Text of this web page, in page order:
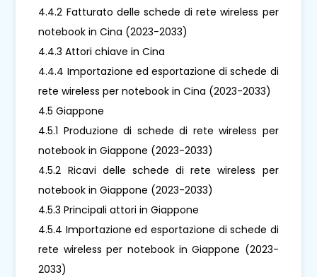
4.4.2 Fatturato delle schede di rete wireless per
notebook in Cina (2023-2033)
4.4.3 Attori chiave in Cina
4.4.4 Importazione ed esportazione di schede di
rete wireless per notebook in Cina (2023-2033)
4.5 Giappone
4.5.1 Produzione di schede di rete wireless per
notebook in Giappone (2023-2033)
4.5.2 Ricavi delle schede di rete wireless per
notebook in Giappone (2023-2033)
4.5.3 Principali attori in Giappone
4.5.4 Importazione ed esportazione di schede di
rete wireless per notebook in Giappone (2023-
2033)